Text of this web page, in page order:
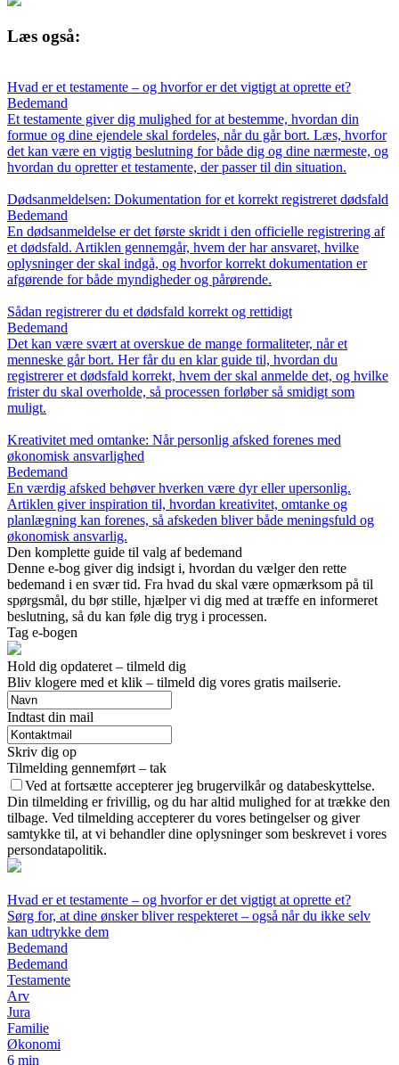
Læs også:
Hvad er et testamente – og hvorfor er det vigtigt at oprette et?
Bedemand
Et testamente giver dig mulighed for at bestemme, hvordan din
formue og dine ejendele skal fordeles, når du går bort. Læs, hvorfor
det kan være en vigtig beslutning for både dig og dine nærmeste, og
hvordan du opretter et testamente, der passer til din situation.
Dødsanmeldelsen: Dokumentation for et korrekt registreret dødsfald
Bedemand
En dødsanmeldelse er det første skridt i den officielle registrering af
et dødsfald. Artiklen gennemgår, hvem der har ansvaret, hvilke
oplysninger der skal indgå, og hvorfor korrekt dokumentation er
afgørende for både myndigheder og pårørende.
Sådan registrerer du et dødsfald korrekt og rettidigt
Bedemand
Det kan være svært at overskue de mange formaliteter, når et
menneske går bort. Her får du en klar guide til, hvordan du
registrerer et dødsfald korrekt, hvem der skal anmelde det, og hvilke
frister du skal overholde, så processen forløber så smidigt som
muligt.
Kreativitet med omtanke: Når personlig afsked forenes med
økonomisk ansvarlighed
Bedemand
En værdig afsked behøver hverken være dyr eller upersonlig.
Artiklen giver inspiration til, hvordan kreativitet, omtanke og
planlægning kan forenes, så afskeden bliver både meningsfuld og
økonomisk ansvarlig.
Den komplette guide til valg af bedemand
Denne e-bog giver dig indsigt i, hvordan du vælger den rette
bedemand i en svær tid. Fra hvad du skal være opmærksom på til
spørgsmål, du bør stille, hjælper vi dig med at træffe en informeret
beslutning, så du kan føle dig tryg i processen.
Tag e-bogen
Hold dig opdateret – tilmeld dig
Bliv klogere med et klik – tilmeld dig vores gratis mailserie.
Indtast din mail
Skriv dig op
Tilmelding gennemført – tak
Ved at fortsætte accepterer jeg brugervilkår og databeskyttelse.
Din tilmelding er frivillig, og du har altid mulighed for at trække den
tilbage. Ved tilmelding accepterer du vores betingelser og giver
samtykke til, at vi behandler dine oplysninger som beskrevet i vores
persondatapolitik.
Hvad er et testamente – og hvorfor er det vigtigt at oprette et?
Sørg for, at dine ønsker bliver respekteret – også når du ikke selv
kan udtrykke dem
Bedemand
Bedemand
Testamente
Arv
Jura
Familie
Økonomi
6 min